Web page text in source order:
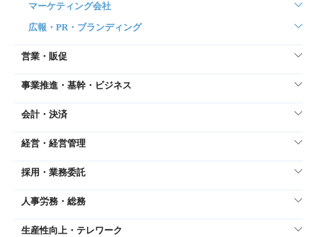
マーケティング会社
広報・PR・ブランディング
営業・販促
事業推進・基幹・ビジネス
会計・決済
経営・経営管理
採用・業務委託
人事労務・総務
生産性向上・テレワーク